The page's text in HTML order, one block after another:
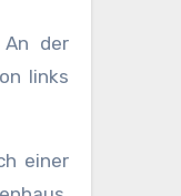
der
links
einer